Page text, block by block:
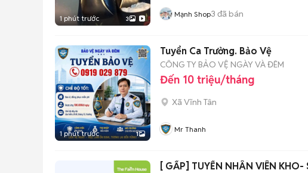
1 phút trước 3 Mạnh Shop3 đã bán
1 phút trước 1
Tuyển Ca Trưởng. Bảo Vệ
CÔNG TY BẢO VỆ NGÀY VÀ ĐÊM
Đến 10 triệu/tháng
Xã Vĩnh Tân
Mr Thanh
[ GẤP] TUYỂN NHÂN VIÊN KHO-